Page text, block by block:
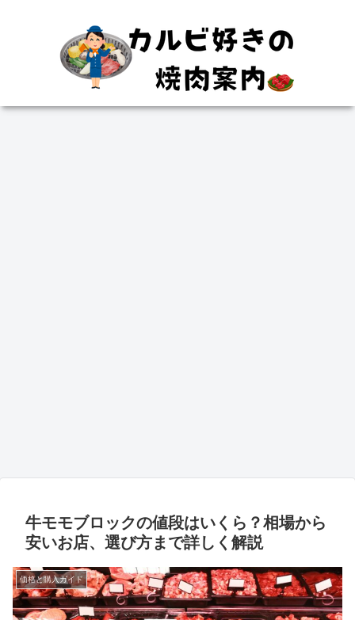
牛モモブロックの値段はいくら？相場から
安いお店、選び方まで詳しく解説
価格と購入ガイド